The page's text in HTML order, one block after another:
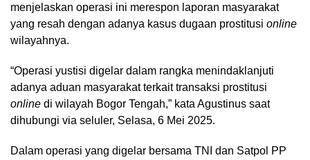
menjelaskan operasi ini merespon laporan masyarakat
yang resah dengan adanya kasus dugaan prostitusi online
wilayahnya.
“Operasi yustisi digelar dalam rangka menindaklanjuti
adanya aduan masyarakat terkait transaksi prostitusi
online di wilayah Bogor Tengah,” kata Agustinus saat
dihubungi via seluler, Selasa, 6 Mei 2025.
Dalam operasi yang digelar bersama TNI dan Satpol PP